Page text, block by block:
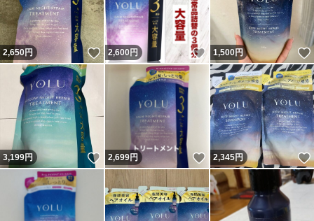
2,650円 いいね！
2,600 円 いいね！
1,500円
3,199円 いいね！
2,699円 いいね！
2,345円